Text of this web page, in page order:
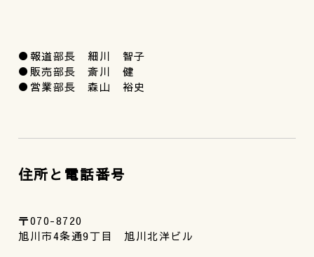
●報道部長 細川 智子
●販売部長 斎川 健
●営業部長 森山 裕史
住所と電話番号
〒070-8720
旭川市4条通9丁目 旭川北洋ビル